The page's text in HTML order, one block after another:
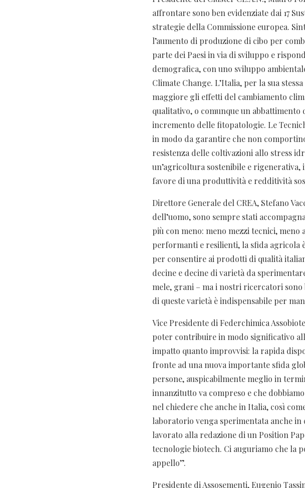
affrontare sono ben evidenziate dai 17
strategie della Commissione europea.
l’aumento di produzione di cibo per
parte dei Paesi in via di sviluppo e
demografica, con uno sviluppo
Climate Change. L’Italia, per la sua
maggiore gli effetti del cambiamento
qualitativo, o comunque un abbattimento
incremento delle fitopatologie. Le
in modo da garantire che non
resistenza delle coltivazioni allo stress
un’agricoltura sostenibile e rigenerativa,
favore di una produttività e redditività
Direttore Generale del CREA, Stefano
dell’uomo, sono sempre stati
più con meno: meno mezzi tecnici, meno
performanti e resilienti, la sfida agricola
per consentire ai prodotti di qualità
decine e decine di varietà da
mele, grani – ma i nostri ricercatori
di queste varietà è indispensabile per
Vice Presidente di Federchimica
poter contribuire in modo significativo
impatto quanto improvvisi: la rapida
fronte ad una nuova importante sfida
persone, auspicabilmente meglio in
innanzitutto va compreso e che
nel chiedere che anche in Italia, così
laboratorio venga sperimentata anche in
lavorato alla redazione di un Position
tecnologie biotech. Ci auguriamo che la
appello”.
Presidente di Assosementi, Eugenio